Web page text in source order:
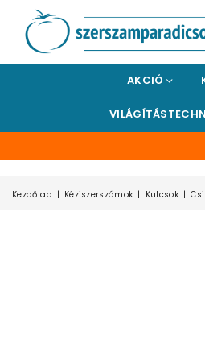
AKCIÓ
Kezdőlap | Kéziszerszámok | Kulcsok |